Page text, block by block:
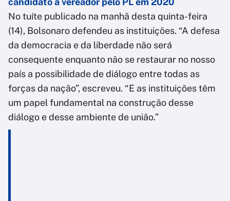
No tuíte publicado na manhã desta quinta-feira
(14), Bolsonaro defendeu as instituições. “A defesa
da democracia e da liberdade não será
consequente enquanto não se restaurar no nosso
país a possibilidade de diálogo entre todas as
forças da nação”, escreveu. “E as instituições têm
um papel fundamental na construção desse
diálogo e desse ambiente de união.”